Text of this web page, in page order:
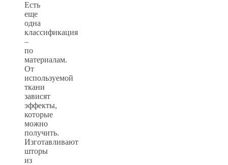
Есть
еще
одна
классификация
–
по
материалам.
От
используемой
ткани
зависят
эффекты,
которые
можно
получить.
Изготавливают
шторы
из